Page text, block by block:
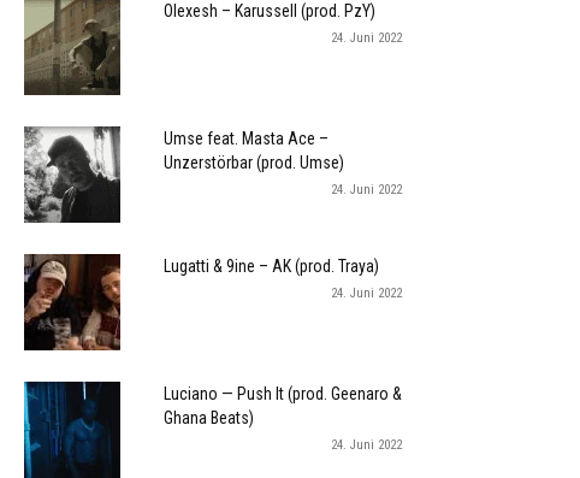
Olexesh – Karussell (prod. PzY)
24. Juni 2022
Umse feat. Masta Ace –
Unzerstörbar (prod. Umse)
24. Juni 2022
Lugatti & 9ine – AK (prod. Traya)
24. Juni 2022
Luciano — Push It (prod. Geenaro &
Ghana Beats)
24. Juni 2022